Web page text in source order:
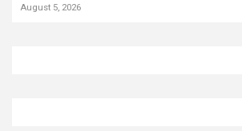
August 5, 2026